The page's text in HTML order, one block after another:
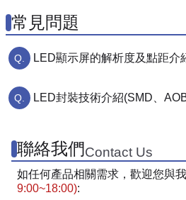
常見問題
LED顯示屏的解析度及點距介
LED封裝技術介紹(SMD、
聯絡我們Contact Us
如任何產品相關需求，歡迎您與
9:00~18:00):